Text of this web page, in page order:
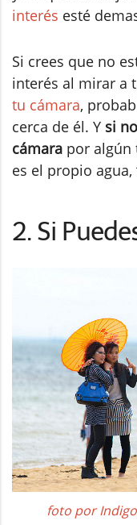
interés esté
Si crees que no
interés al mirar a
tu cámara,
cerca de él. Y si
cámara por algún
es el propio agua,
2. Si
foto por